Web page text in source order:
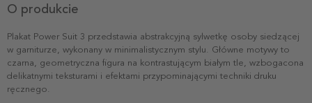
O produkcie
Plakat Power Suit 3 przedstawia abstrakcyjną sylwetkę osoby siedzącej
w garniturze, wykonany w minimalistycznym stylu. Główne motywy to
czarna, geometryczna figura na kontrastującym białym tle, wzbogacona
delikatnymi teksturami i efektami przypominającymi techniki druku
ręcznego.